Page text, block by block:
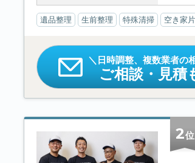
遺品整理 生前整理 特殊清掃 空き家
日時調整、複数業者の
ご相談・見積
2位